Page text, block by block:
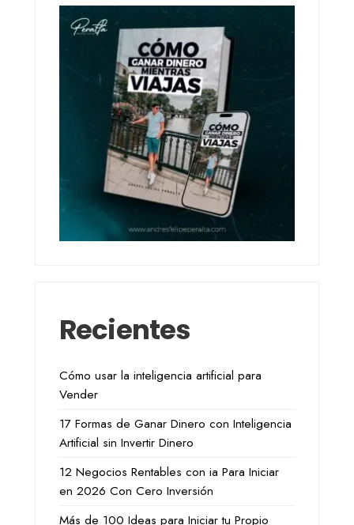
Recientes
Cómo usar la inteligencia artificial para
Vender
17 Formas de Ganar Dinero con Inteligencia
Artificial sin Invertir Dinero
12 Negocios Rentables con ia Para Iniciar
en 2026 Con Cero Inversión
Más de 100 Ideas para Iniciar tu Propio